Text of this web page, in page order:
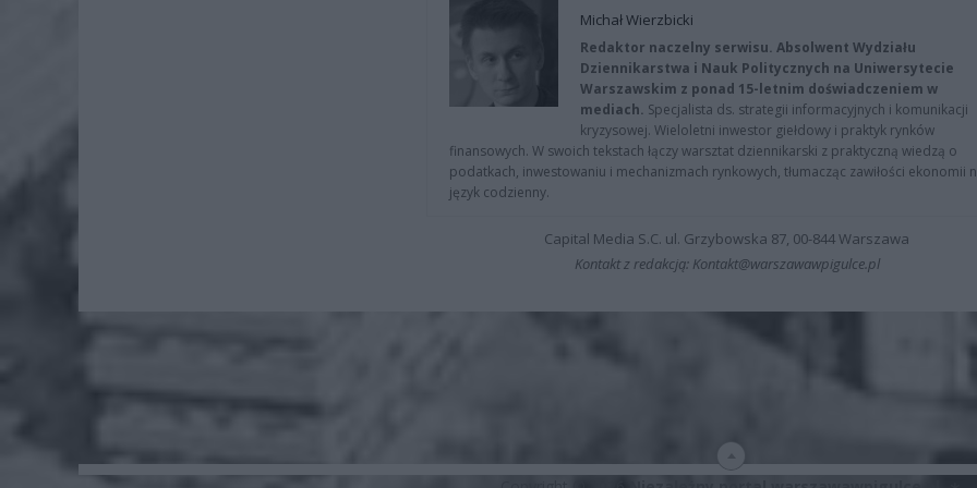
Michał Wierzbicki
Redaktor naczelny serwisu. Absolwent Wydziału
Dziennikarstwa i Nauk Politycznych na Uniwersytecie
Warszawskim z ponad 15-letnim doświadczeniem w
mediach. Specjalista ds. strategii informacyjnych i komunikacji
kryzysowej. Wieloletni inwestor giełdowy i praktyk rynków
finansowych. W swoich tekstach łączy warsztat dziennikarski z praktyczną wiedzą o
podatkach, inwestowaniu i mechanizmach rynkowych, tłumacząc zawiłości ekonomii
język codzienny.
Capital Media S.C. ul. Grzybowska 87, 00-844 Warszawa
Kontakt z redakcją: Kontakt@warszawawpigulce.pl